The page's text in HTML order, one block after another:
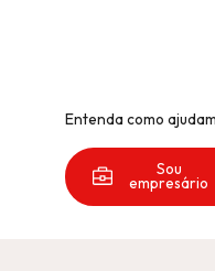
Entenda como
Sou
empresário